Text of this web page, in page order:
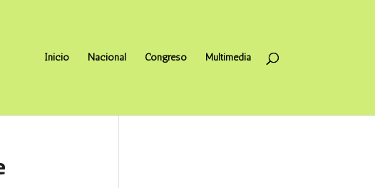
Inicio Nacional Congreso Multimedia